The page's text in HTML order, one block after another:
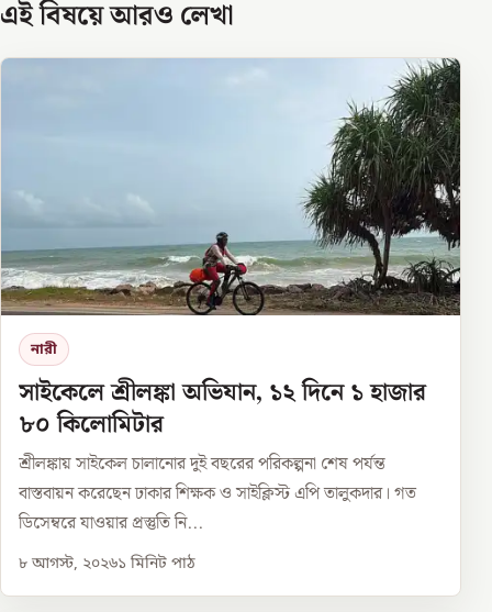
এই বিষয়ে আরও লেখা
নারী
সাইকেলে শ্রীলঙ্কা অভিযান, ১২ দিনে ১ হাজার
৮০ কিলোমিটার
শ্রীলঙ্কায় সাইকেল চালানোর দুই বছরের পরিকল্পনা শেষ পর্যন্ত
বাস্তবায়ন করেছেন ঢাকার শিক্ষক ও সাইক্লিস্ট এপি তালুকদার। গত
ডিসেম্বরে যাওয়ার প্রস্তুতি নি...
৮ আগস্ট, ২০২৬১ মিনিট পাঠ